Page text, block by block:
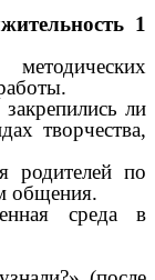
1
ли
творчества,
родителей по
общения.
среда в